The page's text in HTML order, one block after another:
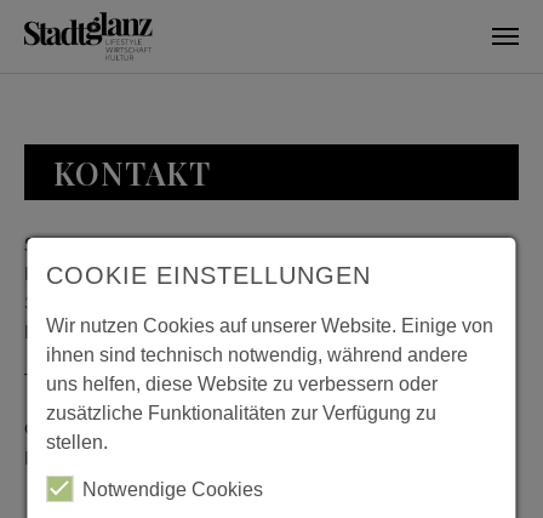
KONTAKT
Stadtglanz / mediaworld GmbH
Bankplatz 8
38100 Braunschweig
Deutschland
Telefon: 0531 482010-20
Geschäftszeiten: Montag bis Donnerstag 08:00 bis 18:00;
Freitag 08:00 bis 15:00
COOKIE EINSTELLUNGEN
Wir nutzen Cookies auf unserer Website. Einige von
ihnen sind technisch notwendig, während andere
uns helfen, diese Website zu verbessern oder
zusätzliche Funktionalitäten zur Verfügung zu
stellen.
Notwendige Cookies